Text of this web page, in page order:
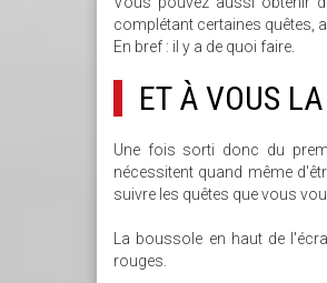
complétant certaines quêtes,
En bref : il y a de quoi faire.
ET À VOUS
Une fois sorti donc du
nécessitent quand même
suivre les quêtes que vous
La boussole en haut de
rouges.